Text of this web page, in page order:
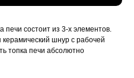
печи состоит из 3-х элементов.
шнур с рабочей
топка печи абсолютно